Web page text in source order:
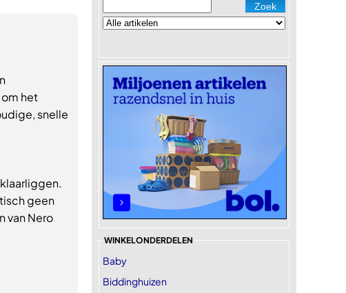
het
snelle
geen
van Nero
WINKELONDERDELEN
Baby
Biddinghuizen